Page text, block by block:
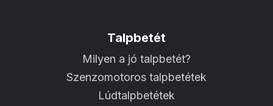
Talpbetét
Milyen a jó talpbetét?
Szenzomotoros talpbetétek
Lúdtalpbetétek